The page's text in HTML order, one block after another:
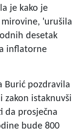
je kako je
'urušila
desetak
inflatorne
Burić pozdravila
zakon istaknuvši
da prosječna
bude 800